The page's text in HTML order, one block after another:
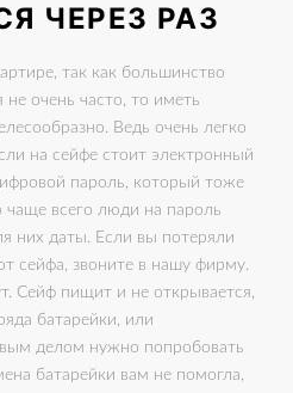
ЧЕРЕЗ РАЗ
так как большинство
очень часто, то иметь
Ведь очень легко
на сейфе стоит электронный
пароль, который тоже
всего люди на пароль
них даты. Если вы потеряли
сейфа, звоните в нашу фирму.
Сейф пищит и не открывается,
батарейки, или
делом нужно попробовать
батарейки вам не помогла,